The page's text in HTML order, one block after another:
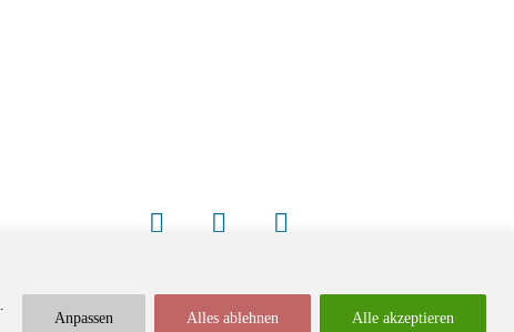
Anpassen Alles ablehnen Alle akzeptieren
Newsletter Impressum / Kontakt